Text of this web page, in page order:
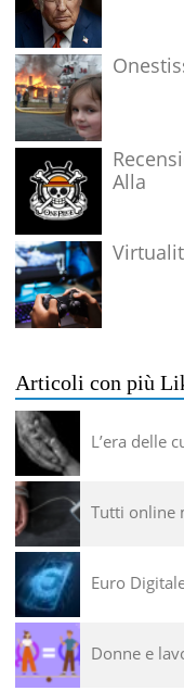
Alla
Articoli con più
L’era delle
Tutti online
Euro
Donne e